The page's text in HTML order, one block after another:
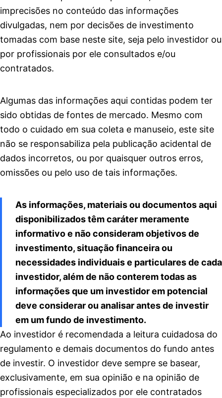
imprecisões no conteúdo das informações
divulgadas, nem por decisões de investimento
tomadas com base neste site, seja pelo investidor ou
por profissionais por ele consultados e/ou
contratados.
Algumas das informações aqui contidas podem ter
sido obtidas de fontes de mercado. Mesmo com
todo o cuidado em sua coleta e manuseio, este site
não se responsabiliza pela publicação acidental de
dados incorretos, ou por quaisquer outros erros,
omissões ou pelo uso de tais informações.
As informações, materiais ou documentos aqui
disponibilizados têm caráter meramente
informativo e não consideram objetivos de
investimento, situação financeira ou
necessidades individuais e particulares de cada
investidor, além de não conterem todas as
informações que um investidor em potencial
deve considerar ou analisar antes de investir
em um fundo de investimento.
Ao investidor é recomendada a leitura cuidadosa do
regulamento e demais documentos do fundo antes
de investir. O investidor deve sempre se basear,
exclusivamente, em sua opinião e na opinião de
profissionais especializados por ele contratados